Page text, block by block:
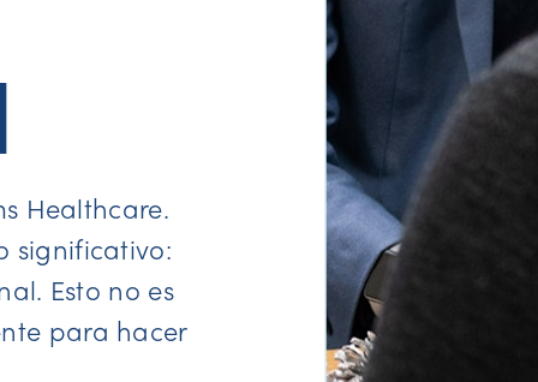
Healthcare.
significativo:
Esto no es
para hacer